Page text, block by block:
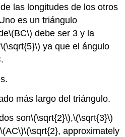
las longitudes de los otros
es un triángulo
\(BC\) debe ser 3 y la
\(\sqrt{5}\) ya que el ángulo
más largo del triángulo.
son\(\sqrt{2}\),\(\sqrt{3}\)
\(AC\)\(\sqrt{2}, approximately